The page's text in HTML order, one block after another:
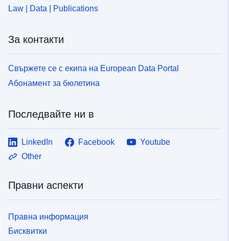
Law | Data | Publications
За контакти
Свържете се с екипа на European Data Portal
Абонамент за бюлетина
Последвайте ни в
LinkedIn Facebook
Youtube
Other
Правни аспекти
Правна информация
Бисквитки